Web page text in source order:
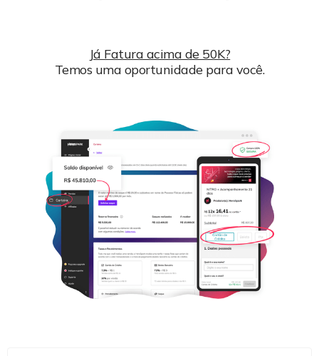
Já Fatura acima de 50K?
Temos uma oportunidade para você.